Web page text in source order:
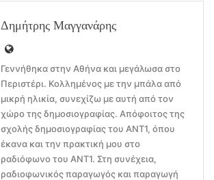
Δημήτρης Μαγγανάρης
Γεννήθηκα στην Αθήνα και μεγάλωσα στο
Περιστέρι. Κολλημένος με την μπάλα από
μικρή ηλικία, συνεχίζω με αυτή από τον
χώρο της δημοσιογραφίας. Απόφοιτος της
σχολής δημοσιογραφίας του ΑΝΤ1, όπου
έκανα και την πρακτική μου στο
ραδιόφωνο του ΑΝΤ1. Στη συνέχεια,
ραδιοφωνικός παραγωγός και παραγωγή